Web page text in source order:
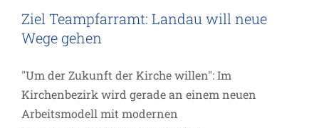
Ziel Teampfarramt: Landau will neue
Wege gehen
"Um der Zukunft der Kirche willen": Im
Kirchenbezirk wird gerade an einem neuen
Arbeitsmodell mit modernen